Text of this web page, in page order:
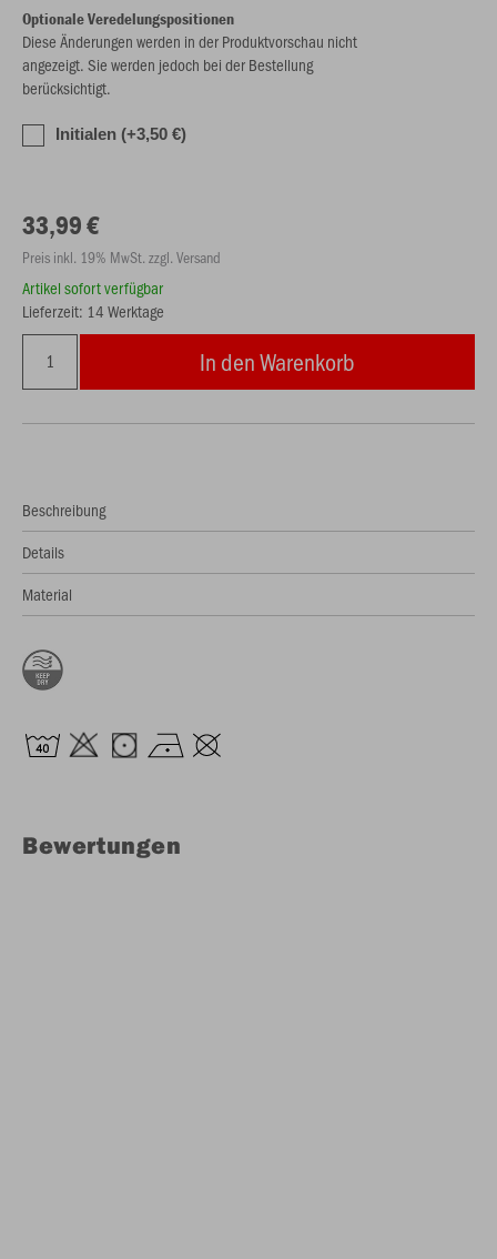
Optionale Veredelungspositionen
Diese Änderungen werden in der Produktvorschau nicht
angezeigt. Sie werden jedoch bei der Bestellung
berücksichtigt.
Initialen (+3,50 €)
33,99 €
Preis inkl. 19% MwSt. zzgl. Versand
Artikel sofort verfügbar
Lieferzeit: 14 Werktage
In den Warenkorb
Beschreibung
Details
Material
Bewertungen